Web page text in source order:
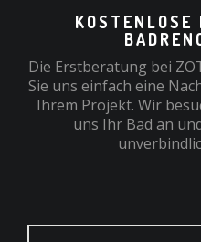
KOSTENLOSE
Die Erstberatung bei
Sie uns einfach eine
Ihrem Projekt. Wir
uns Ihr Bad an